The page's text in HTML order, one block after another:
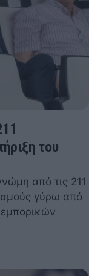
του
από τις 211
γύρω από